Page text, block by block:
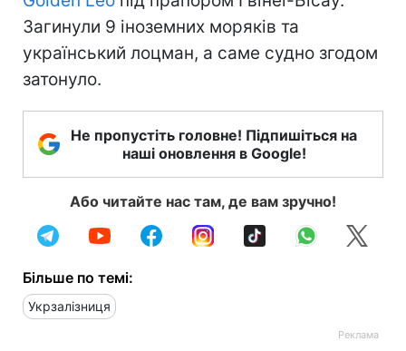
Загинули 9 іноземних моряків та
український лоцман, а саме судно згодом
затонуло.
Не пропустіть головне! Підпишіться на
наші оновлення в Google!
Або читайте нас там, де вам зручно!
Більше по темі:
Укрзалізниця